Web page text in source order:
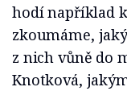
hodí například
zkoumáme,
z nich vůně do
Knotková,